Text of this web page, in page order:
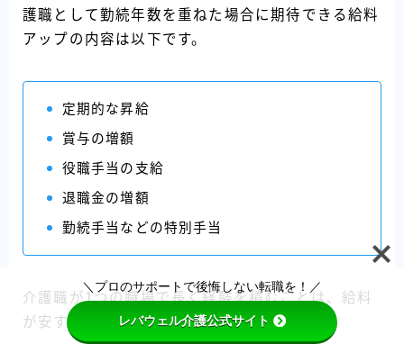
護職として勤続年数を重ねた場合に期待できる給料
アップの内容は以下です。
定期的な昇給
賞与の増額
役職手当の支給
退職金の増額
勤続手当などの特別手当
介護職が1つの職場で長く経験を積むことは、給料
が安すぎると感じたときに有効な対処法です。
＼プロのサポートで後悔しない転職を！／
レバウェル介護公式サイト